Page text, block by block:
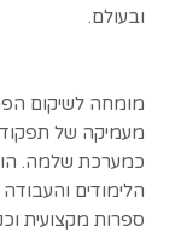
ובעולם.
מומחה לשיקום
מעמיקה של
כמערכת שלמה.
הלימודים
ספרות מקצועית